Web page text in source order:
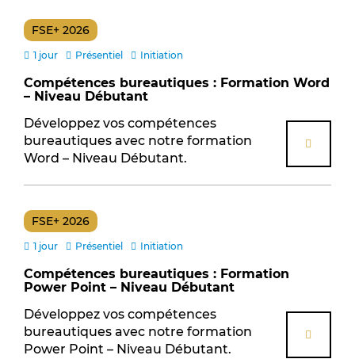
Tuteur et maître d'apprentissage (1)
Vente et Relation-Client (12)
Anglais avancé (1)
Anglais débutant (1)
Anglais intermédiaire (1)
Best-of (2)
FSE+ 2026 (28)
Micro-learning (10)
Nouveautés (11)
OPCO Mobilités (9)
Parcours Transition Ecologique (3)
FSE+ 2026
1 jour Présentiel Initiation
Compétences bureautiques : Formation Word
– Niveau Débutant
Développez vos compétences
bureautiques avec notre formation
Word – Niveau Débutant.
FSE+ 2026
1 jour Présentiel Initiation
Compétences bureautiques : Formation
Power Point – Niveau Débutant
Développez vos compétences
bureautiques avec notre formation
Power Point – Niveau Débutant.